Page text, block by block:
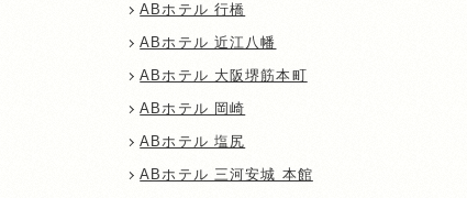
ABホテル 行橋
ABホテル 近江八幡
ABホテル 大阪堺筋本町
ABホテル 岡崎
ABホテル 塩尻
ABホテル 三河安城 本館